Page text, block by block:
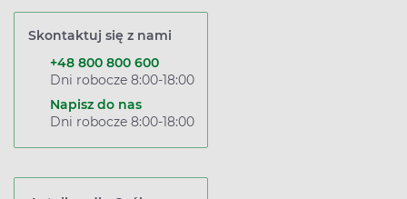
Skontaktuj się z nami
+48 800 800 600
Dni robocze 8:00-18:00
Napisz do nas
Dni robocze 8:00-18:00